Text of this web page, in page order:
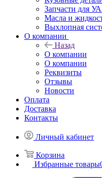
Запчасти для
Масла и
Выхлопная
О компании
Назад
О компании
О компании
Реквизиты
Отзывы
Новости
Оплата
Доставка
Контакты
Личный кабинет
Корзина
Избранные товары